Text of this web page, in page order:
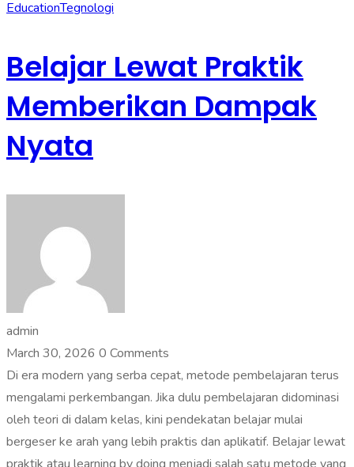
EducationTegnologi
Belajar Lewat Praktik
Memberikan Dampak
Nyata
admin
March 30, 2026 0 Comments
Di era modern yang serba cepat, metode pembelajaran terus
mengalami perkembangan. Jika dulu pembelajaran didominasi
oleh teori di dalam kelas, kini pendekatan belajar mulai
bergeser ke arah yang lebih praktis dan aplikatif. Belajar lewat